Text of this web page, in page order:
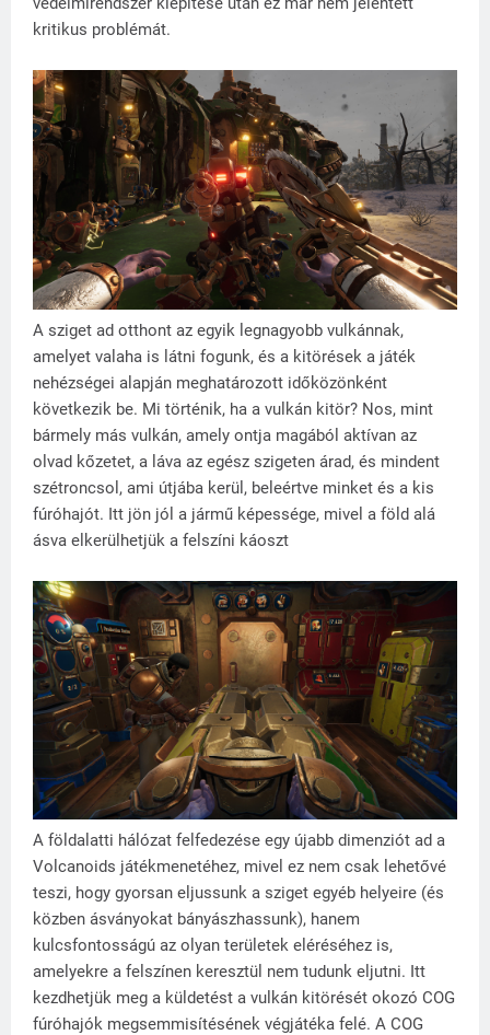
kritikus problémát.
A sziget ad otthont az egyik legnagyobb vulkánnak,
amelyet valaha is látni fogunk, és a kitörések a játék
nehézségei alapján meghatározott időközönként
következik be. Mi történik, ha a vulkán kitör? Nos, mint
bármely más vulkán, amely ontja magából aktívan az
olvad kőzetet, a láva az egész szigeten árad, és mindent
szétroncsol, ami útjába kerül, beleértve minket és a kis
fúróhajót. Itt jön jól a jármű képessége, mivel a föld alá
ásva elkerülhetjük a felszíni káoszt
A földalatti hálózat felfedezése egy újabb dimenziót ad a
Volcanoids játékmenetéhez, mivel ez nem csak lehetővé
teszi, hogy gyorsan eljussunk a sziget egyéb helyeire (és
közben ásványokat bányászhassunk), hanem
kulcsfontosságú az olyan területek eléréséhez is,
amelyekre a felszínen keresztül nem tudunk eljutni. Itt
kezdhetjük meg a küldetést a vulkán kitörését okozó COG
fúróhajók megsemmisítésének végjátéka felé. A COG